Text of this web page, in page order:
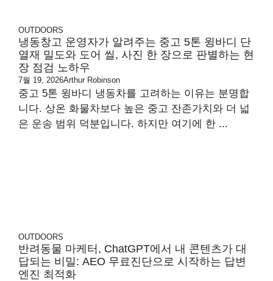
OUTDOORS
냉동창고 운영자가 알려주는 중고 5톤 윙바디 단
열재 밀도와 도어 씰, 사진 한 장으로 판별하는 현
장 점검 노하우
7월 19, 2026Arthur Robinson
중고 5톤 윙바디 냉동차를 고려하는 이유는 분명합
니다. 상온 화물차보다 높은 중고 잔존가치와 더 넓
은 운송 범위 덕분입니다. 하지만 여기에 한 ...
OUTDOORS
반려동물 마케터, ChatGPT에서 내 콘텐츠가 대
답되는 비밀: AEO 무료진단으로 시작하는 답변
엔진 최적화